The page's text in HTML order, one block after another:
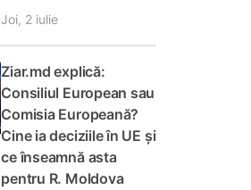
Joi, 2 iulie
Ziar.md explică:
Consiliul European sau
Comisia Europeană?
Cine ia deciziile în UE și
ce înseamnă asta
pentru R. Moldova